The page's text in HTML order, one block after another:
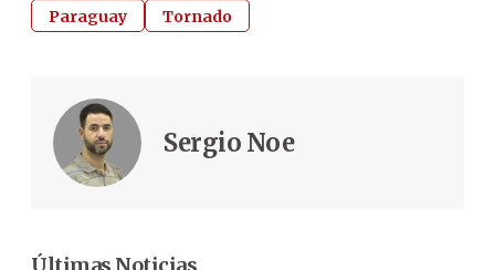
Paraguay Tornado
Sergio Noe
Últimas Noticias